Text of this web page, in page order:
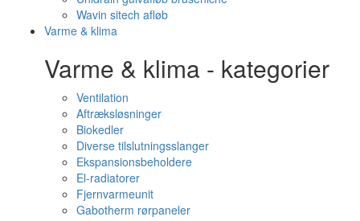
Wavin sitech afløb
Varme & klima
Varme & klima - kategorier
Ventilation
Aftræksløsninger
Biokedler
Diverse tilslutningsslanger
Ekspansionsbeholdere
El-radiatorer
Fjernvarmeunit
Gabotherm rørpaneler